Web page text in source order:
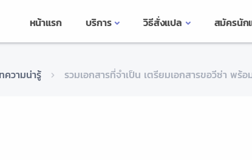
หน้าแรก บริการ วิธีสั่งแปล สมัครนัก
ความน่ารู้ รวมเอกสารที่จำเป็น เตรียมเอกสารขอวีซ่า พร้